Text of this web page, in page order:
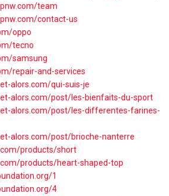
team
contact-us
oppo
tecno
samsung
repair-and-services
alors.com/qui-suis-je
alors.com/post/les-bienfaits-du-sport
alors.com/post/les-differentes-farines-
alors.com/post/brioche-nanterre
products/short
products/heart-shaped-top
1
4